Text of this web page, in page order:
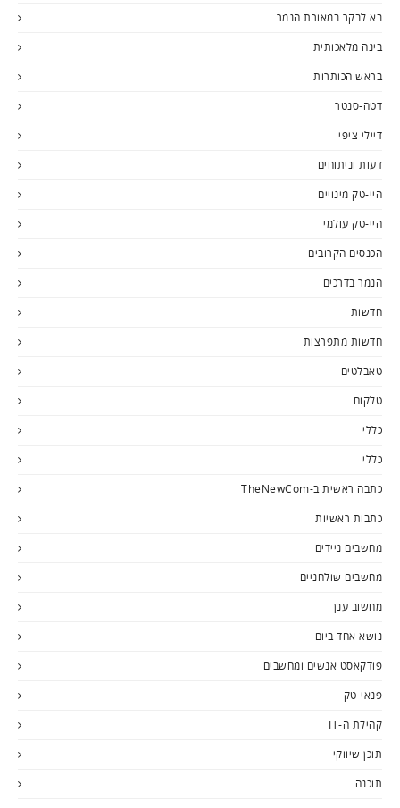
בא לבקר במאורת הנמר
בינה מלאכותית
בראש הכותרות
דטה-סנטר
דיילי ציפי
דעות וניתוחים
היי-טק מינויים
היי-טק עולמי
הכנסים הקרובים
הנמר בדרכים
חדשות
חדשות מתפרצות
טאבלטים
טלקום
כללי
כללי
כתבה ראשית ב-TheNewCom
כתבות ראשיות
מחשבים ניידים
מחשבים שולחניים
מחשוב ענן
נושא אחד ביום
פודקאסט אנשים ומחשבים
פנאי-טק
קהילת ה-IT
תוכן שיווקי
תוכנה